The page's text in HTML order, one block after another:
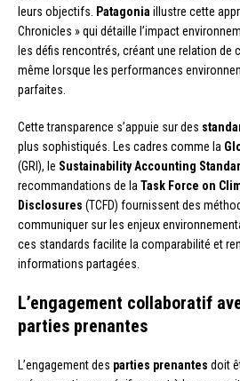
leurs objectifs.
Patagonia illustre cette
Chronicles » qui détaille l’impact
les défis rencontrés, créant une relation de
même lorsque les performances
parfaites.
Cette transparence s’appuie sur des
plus sophistiqués. Les cadres comme la
(GRI), le Sustainability Accounting
recommandations de la Task Force on
Disclosures (TCFD) fournissent des
communiquer sur les enjeux
ces standards facilite la comparabilité et
informations partagées.
L’engagement collaboratif
parties prenantes
L’engagement des parties prenantes doit